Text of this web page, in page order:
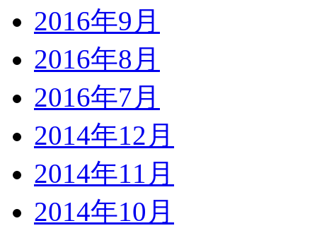
2016年9月
2016年8月
2016年7月
2014年12月
2014年11月
2014年10月